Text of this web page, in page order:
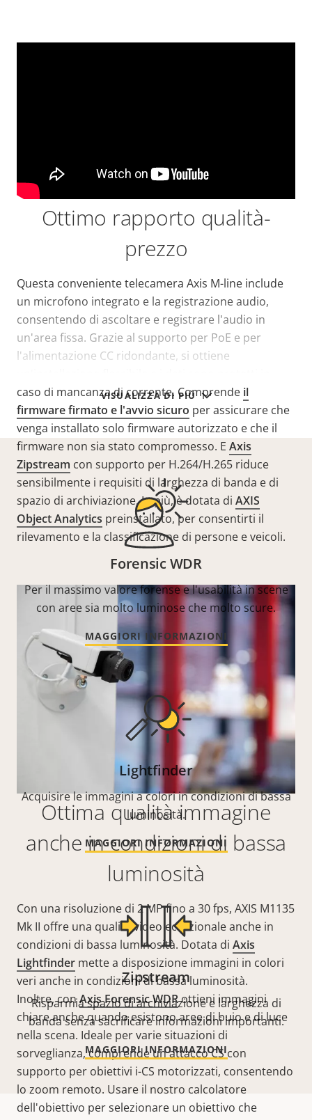
VISUALIZZA DI PIÙ
Ottimo rapporto qualità-
prezzo
Questa conveniente telecamera Axis M-line include
un microfono integrato e la registrazione audio,
consentendo di ascoltare e registrare l'audio in
un'area fissa. Grazie al supporto per PoE e per
l'alimentazione CC ridondante, si ottiene
caso di mancanza di corrente. Comprende il
firmware firmato e l'avvio sicuro per assicurare che
venga installato solo firmware autorizzato e che il
firmware non sia stato compromesso. E Axis
Zipstream con supporto per H.264/H.265 riduce
sensibilmente i requisiti di larghezza di banda e di
spazio di archiviazione. In più, è dotata di AXIS
Object Analytics preinstallato, per consentirti il
rilevamento e la classificazione di persone e veicoli.
Ottima qualità immagine
anche in condizioni di bassa
luminosità
Con una risoluzione di 2 MP fino a 30 fps, AXIS M1135
Mk II offre una qualità video eccezionale anche in
condizioni di bassa luminosità. Dotata di Axis
Lightfinder mette a disposizione immagini in colori
veri anche in condizioni di bassa luminosità.
Inoltre, conAxis Forensic WDRottieni immagini
chiare anche quando esistono aree di buio e di luce
nella scena. Ideale per varie situazioni di
sorveglianza, comprende unattacco CS con
supporto per obiettivi i-CS motorizzati, consentendo
lo zoom remoto. Usare il nostro calcolatore
dell'obiettivo per selezionare un obiettivo che
Forensic WDR
Per il massimo valore forense e l'usabilità in scene
con aree sia molto luminose che molto scure.
MAGGIORI INFORMAZIONI
Lightfinder
Acquisire le immagini a colori in condizioni di bassa
luminosità.
MAGGIORI INFORMAZIONI
Zipstream
Risparmia spazio di archiviazione e larghezza di
banda senza sacrificare informazioni importanti.
MAGGIORI INFORMAZIONI